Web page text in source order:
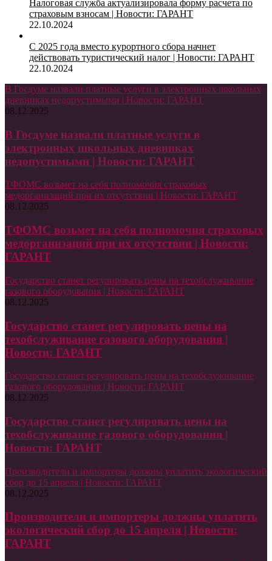
Налоговая служба актуализировала форму расчета по
страховым взносам | Новости: ГАРАНТ
22.10.2024
С 2025 года вместо курортного сбора начнет
действовать туристический налог | Новости: ГАРАНТ
22.10.2024
В Госдуме назвали платные услуги в электронных школьных
дневниках недопустимыми | Новости: ГАРАНТ
08.12.2025
В Госдуме назвали платные услуги в
электронных школьных дневниках
недопустимыми | Новости: ГАРАНТ
ТФОМС возьмет на себя полномочия страховых
медорганизаций при их отсутствии | Новости: ГАРАНТ
08.12.2025
ТФОМС возьмет на себя полномочия страховых
медорганизаций при их отсутствии | Новости:
ГАРАНТ
Государство станет регулировать цены на техобслуживание
газового оборудования | Новости: ГАРАНТ
08.12.2025
Государство станет регулировать цены на
техобслуживание газового оборудования |
Новости: ГАРАНТ
Государство станет регулировать цены на техобслуживание
газового оборудования | Новости: ГАРАНТ
08.12.2025
Государство станет регулировать цены на
техобслуживание газового оборудования |
Новости: ГАРАНТ
Производители и импортеры должны уплатить экологический
сбор до 15 апреля | Новости: ГАРАНТ
08.12.2025
Производители и импортеры должны уплатить
экологический сбор до 15 апреля | Новости:
ГАРАНТ